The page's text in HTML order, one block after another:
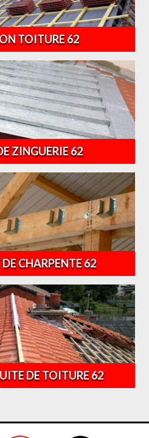
TOITURE 62
ZINGUERIE 62
CHARPENTE 62
DE TOITURE 62